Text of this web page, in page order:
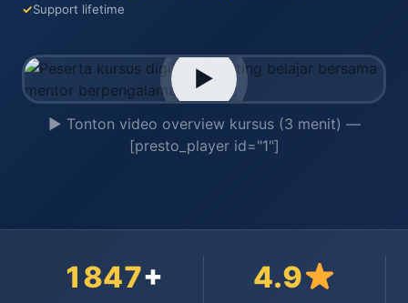
Support lifetime
▶
▶ Tonton video overview kursus (3 menit) —
[presto_player id="1"]
1847+ 4.9